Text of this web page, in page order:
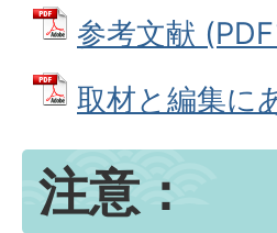
参考文献
取材と編集に
注意：